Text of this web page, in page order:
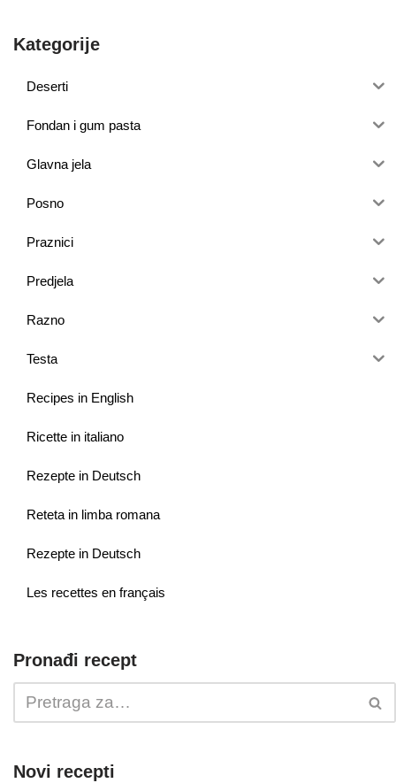
Kategorije
Deserti
Fondan i gum pasta
Glavna jela
Posno
Praznici
Predjela
Razno
Testa
Recipes in English
Ricette in italiano
Rezepte in Deutsch
Reteta in limba romana
Rezepte in Deutsch
Les recettes en français
Pronađi recept
Novi recepti